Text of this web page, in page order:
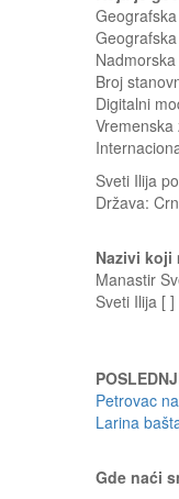
Broj
Digitalni
Sveti Ilija
Država:
Nazivi koji
Manastir
Sveti Ilija [ ]
Petrovac
Larina
Gde naći